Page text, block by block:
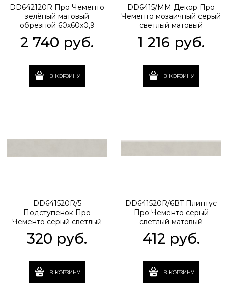
DD642120R Про Чементо
зелёный матовый
обрезной 60x60x0,9
2 740 руб.
В КОРЗИНУ
DD6415/MM Декор Про
Чементо мозаичный серый
светлый матовый
1 216 руб.
В КОРЗИНУ
DD641520R/5
Подступенок Про
Чементо серый светлый
матовый 60x10,7x0,9
320 руб.
В КОРЗИНУ
DD641520R/6BT Плинтус
Про Чементо серый
светлый матовый
412 руб.
В КОРЗИНУ